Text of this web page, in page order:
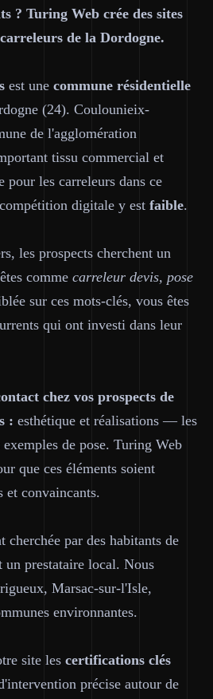
? Turing Web crée des sites
de la Dordogne.
est une commune résidentielle
(24). Coulounieix-
de l'agglomération
tissu commercial et
pour les carreleurs dans ce
digitale y est faible.
les prospects cherchent un
comme carreleur devis, pose
sur ces mots-clés, vous êtes
qui ont investi dans leur
chez vos prospects de
: esthétique et réalisations — les
de pose. Turing Web
que ces éléments soient
et convaincants.
cherchée par des habitants de
un prestataire local. Nous
Marsac-sur-l'Isle,
environnantes.
site les certifications clés
précise autour de